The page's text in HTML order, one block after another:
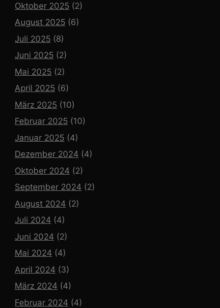
Oktober 2025 (2)
August 2025 (6)
Juli 2025 (8)
Juni 2025 (2)
Mai 2025 (2)
April 2025 (6)
März 2025 (10)
Februar 2025 (10)
Januar 2025 (4)
Dezember 2024 (4)
Oktober 2024 (2)
September 2024 (2)
August 2024 (2)
Juli 2024 (4)
Juni 2024 (2)
Mai 2024 (4)
April 2024 (3)
März 2024 (4)
Februar 2024 (4)